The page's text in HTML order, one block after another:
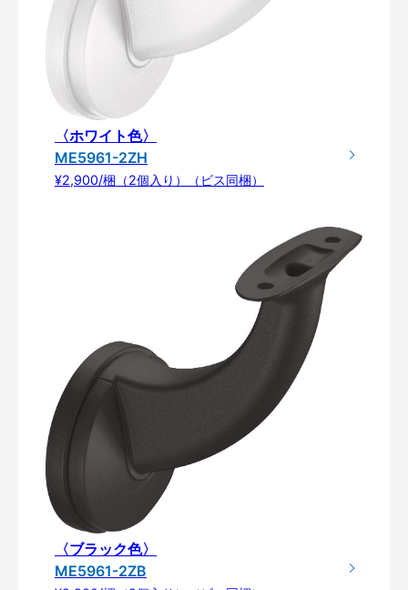
〈ホワイト色〉
ME5961-2ZH
¥2,900/梱（2個入り）（ビス同梱）
〈ブラック色〉
ME5961-2ZB